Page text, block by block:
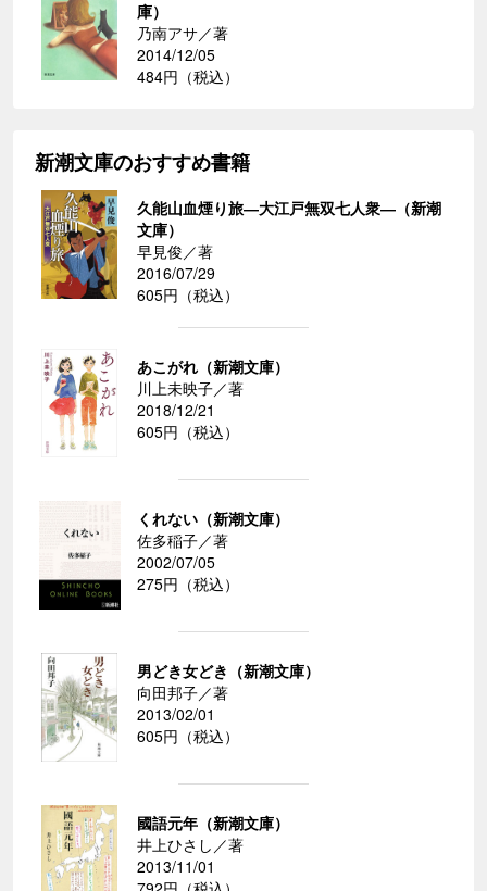
庫）
乃南アサ／著
2014/12/05
484円（税込）
新潮文庫のおすすめ書籍
久能山血煙り旅―大江戸無双七人衆―（新潮
文庫）
早見俊／著
2016/07/29
605円（税込）
あこがれ（新潮文庫）
川上未映子／著
2018/12/21
605円（税込）
くれない（新潮文庫）
佐多稲子／著
2002/07/05
275円（税込）
男どき女どき（新潮文庫）
向田邦子／著
2013/02/01
605円（税込）
國語元年（新潮文庫）
井上ひさし／著
2013/11/01